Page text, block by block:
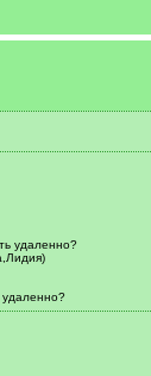
удаленно?